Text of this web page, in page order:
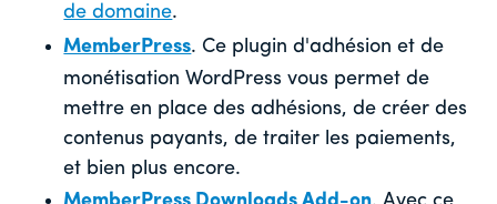
de domaine.
MemberPress. Ce plugin d'adhésion et de
monétisation WordPress vous permet de
mettre en place des adhésions, de créer des
contenus payants, de traiter les paiements,
et bien plus encore.